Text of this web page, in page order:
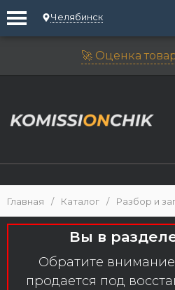
Челябинск
🚀 Оценка
Главная / Каталог / Разбор и
Вы в
Обратите
продается под